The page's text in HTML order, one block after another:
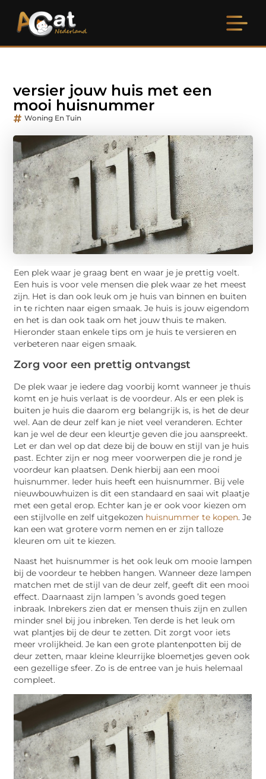
versier jouw huis met een
mooi huisnummer
Woning En Tuin
Een plek waar je graag bent en waar je je prettig voelt.
Een huis is voor vele mensen die plek waar ze het meest
zijn. Het is dan ook leuk om je huis van binnen en buiten
in te richten naar eigen smaak. Je huis is jouw eigendom
en het is dan ook taak om het jouw thuis te maken.
Hieronder staan enkele tips om je huis te versieren en
verbeteren naar eigen smaak.
Zorg voor een prettig ontvangst
De plek waar je iedere dag voorbij komt wanneer je thuis
komt en je huis verlaat is de voordeur. Als er een plek is
buiten je huis die daarom erg belangrijk is, is het de deur
wel. Aan de deur zelf kan je niet veel veranderen. Echter
kan je wel de deur een kleurtje geven die jou aanspreekt.
Let er dan wel op dat deze bij de bouw en stijl van je huis
past. Echter zijn er nog meer voorwerpen die je rond je
voordeur kan plaatsen. Denk hierbij aan een mooi
huisnummer. Ieder huis heeft een huisnummer. Bij vele
nieuwbouwhuizen is dit een standaard en saai wit plaatje
met een getal erop. Echter kan je er ook voor kiezen om
een stijlvolle en zelf uitgekozen huisnummer te kopen. Je
kan een wat grotere vorm nemen en er zijn talloze
kleuren om uit te kiezen.
Naast het huisnummer is het ook leuk om mooie lampen
bij de voordeur te hebben hangen. Wanneer deze lampen
matchen met de stijl van de deur zelf, geeft dit een mooi
effect. Daarnaast zijn lampen ’s avonds goed tegen
inbraak. Inbrekers zien dat er mensen thuis zijn en zullen
minder snel bij jou inbreken. Ten derde is het leuk om
wat plantjes bij de deur te zetten. Dit zorgt voor iets
meer vrolijkheid. Je kan een grote plantenpotten bij de
deur zetten, maar kleine kleurrijke bloemetjes geven ook
een gezellige sfeer. Zo is de entree van je huis helemaal
compleet.